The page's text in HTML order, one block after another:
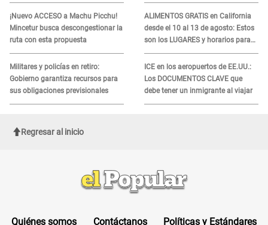
¡Nuevo ACCESO a Machu Picchu!
Mincetur busca descongestionar la
ruta con esta propuesta
Militares y policías en retiro:
Gobierno garantiza recursos para
sus obligaciones previsionales
ALIMENTOS GRATIS en California
desde el 10 al 13 de agosto: Estos
son los LUGARES y horarios para
recibir la ayuda
ICE en los aeropuertos de EE.UU.:
Los DOCUMENTOS CLAVE que
debe tener un inmigrante al viajar
Regresar al inicio
Quiénes somos Contáctanos
Políticas y Estándares